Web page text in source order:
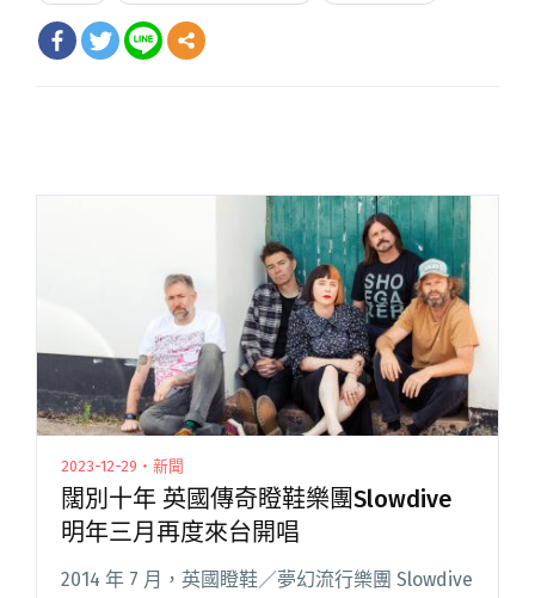
2023-12-29・新聞
闊別十年 英國傳奇瞪鞋樂團Slowdive
明年三月再度來台開唱
2014 年 7 月，英國瞪鞋／夢幻流行樂團 Slowdive